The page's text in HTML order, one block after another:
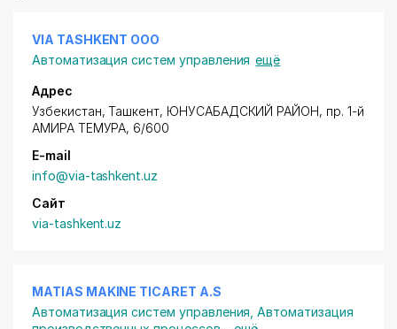
VIA TASHKENT ООО
Автоматизация систем управления ещё
Адрес
Узбекистан, Ташкент, ЮНУСАБАДСКИЙ РАЙОН, пр. 1-й
АМИРА ТЕМУРА, 6/600
E-mail
info@via-tashkent.uz
Сайт
via-tashkent.uz
MATIAS MAKINE TICARET A.S
Автоматизация систем управления ,Автоматизация